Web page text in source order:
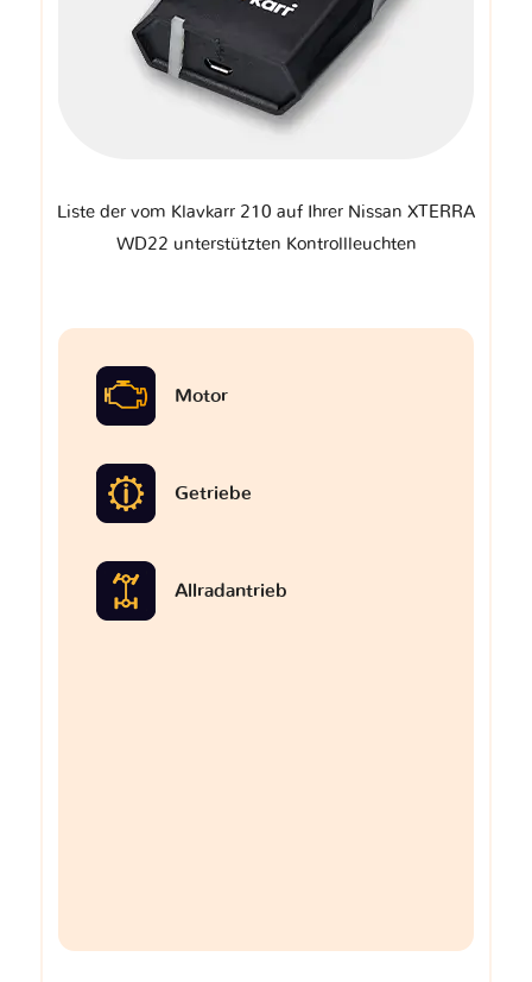
Liste der vom Klavkarr 210 auf Ihrer Nissan XTERRA
WD22 unterstützten Kontrollleuchten
Motor
Getriebe
Allradantrieb